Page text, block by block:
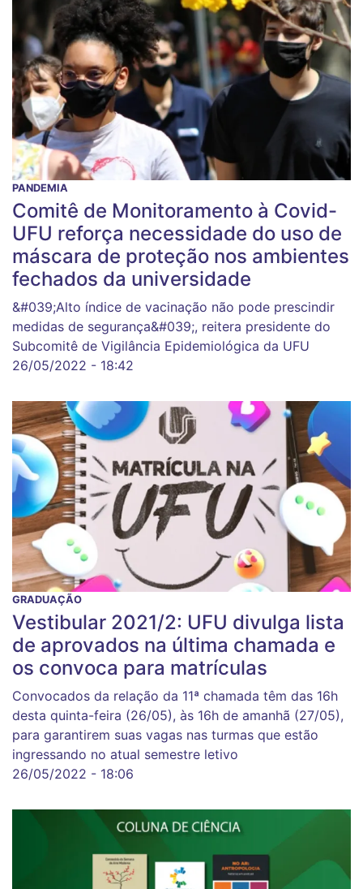
PANDEMIA
Comitê de Monitoramento à Covid-
UFU reforça necessidade do uso de
máscara de proteção nos ambientes
fechados da universidade
&#039;Alto índice de vacinação não pode prescindir
medidas de segurança&#039;, reitera presidente do
Subcomitê de Vigilância Epidemiológica da UFU
26/05/2022 - 18:42
GRADUAÇÃO
Vestibular 2021/2: UFU divulga lista
de aprovados na última chamada e
os convoca para matrículas
Convocados da relação da 11ª chamada têm das 16h
desta quinta-feira (26/05), às 16h de amanhã (27/05),
para garantirem suas vagas nas turmas que estão
ingressando no atual semestre letivo
26/05/2022 - 18:06